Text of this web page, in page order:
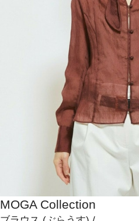
MOGA Collection